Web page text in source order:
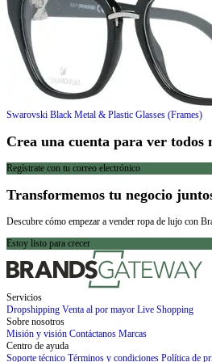
Swarovski Black Metal & Plastic Glasses (Frames)
Crea una cuenta para ver todos
Regístrate con tu correo electrónico
Transformemos tu negocio
Descubre cómo empezar a vender ropa de lujo con
Estoy listo para crecer
Servicios
Dropshipping Venta al por mayor Live Shopping
Sobre nosotros
Misión y visión Contáctanos Marcas
Centro de ayuda
Soporte técnico Términos y condiciones Política de